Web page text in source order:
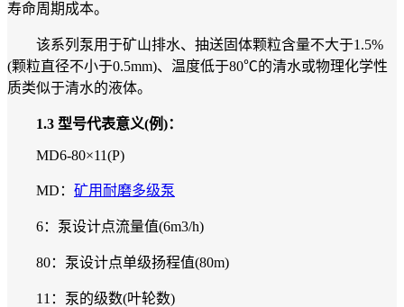
寿命周期成本。
该系列泵用于矿山排水、抽送固体颗粒含量不大于1.5%
(颗粒直径不小于0.5mm)、温度低于80℃的清水或物理化学性
质类似于清水的液体。
1.3 型号代表意义(例)：
MD6-80×11(P)
MD： 矿用耐磨多级泵
6：泵设计点流量值(6m3/h)
80：泵设计点单级扬程值(80m)
11：泵的级数(叶轮数)